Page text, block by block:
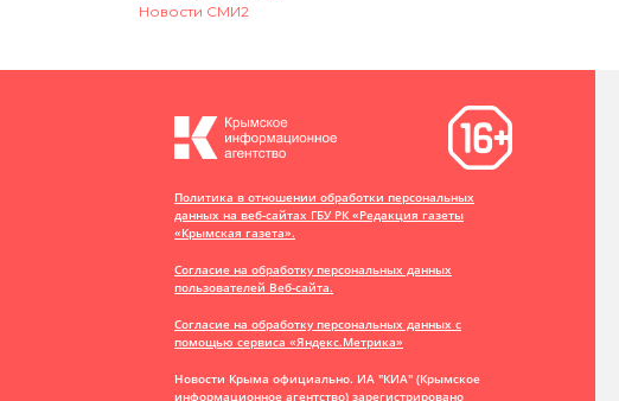
Новости СМИ2
Политика в отношении обработки персональных
данных на веб-сайтах ГБУ РК «Редакция газеты
«Крымская газета».
Согласие на обработку персональных данных
пользователей Веб-сайта.
Согласие на обработку персональных данных с
помощью сервиса «Яндекс.Метрика»
Новости Крыма официально. ИА "КИА" (Крымское
информационное агентство) зарегистрировано